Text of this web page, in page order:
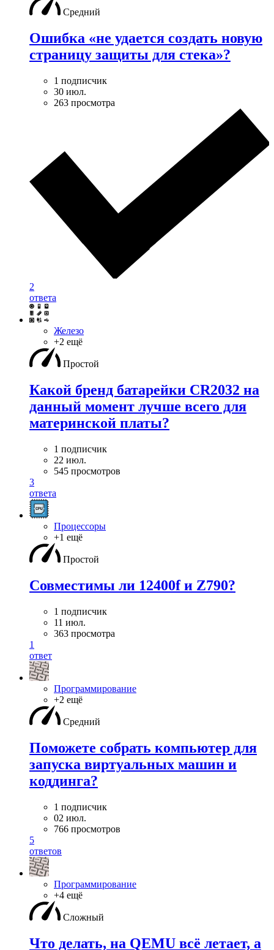
Средний
Ошибка «не удается создать новую
страницу защиты для стека»?
1 подписчик
30 июл.
263 просмотра
2
ответа
Железо
+2 ещё
Простой
Какой бренд батарейки CR2032 на
данный момент лучше всего для
материнской платы?
1 подписчик
22 июл.
545 просмотров
3
ответа
Процессоры
+1 ещё
Простой
Совместимы ли 12400f и Z790?
1 подписчик
11 июл.
363 просмотра
1
ответ
Программирование
+2 ещё
Средний
Поможете собрать компьютер для
запуска виртуальных машин и
коддинга?
1 подписчик
02 июл.
766 просмотров
5
ответов
Программирование
+4 ещё
Сложный
Что делать, на QEMU всё летает, а